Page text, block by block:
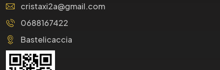
cristaxi2a@gmail.com
0688167422
Bastelicaccia